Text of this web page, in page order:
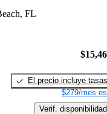
FL
El precio incluye tasas
$279/mes
Verif. disponibilidad